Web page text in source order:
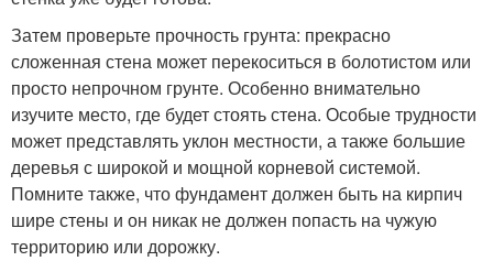
Затем проверьте прочность грунта: прекрасно
сложенная стена может перекоситься в болотистом или
просто непрочном грунте. Особенно внимательно
изучите место, где будет стоять стена. Особые трудности
может представлять уклон местности, а также большие
деревья с широкой и мощной корневой системой.
Помните также, что фундамент должен быть на кирпич
шире стены и он никак не должен попасть на чужую
территорию или дорожку.